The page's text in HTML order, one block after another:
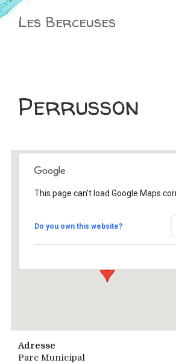
Aller
au
Les Berceuses
Perrusson
Parc Municipal - Indre et Loire
This page can't load Google Maps
Do you own this website?
Adresse
Parc Municipal